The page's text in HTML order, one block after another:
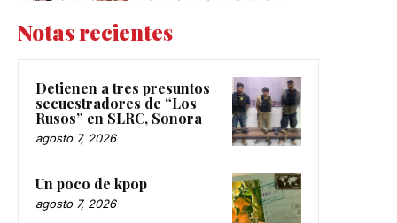
Notas recientes
Detienen a tres presuntos
secuestradores de “Los
Rusos” en SLRC, Sonora
agosto 7, 2026
Un poco de kpop
agosto 7, 2026